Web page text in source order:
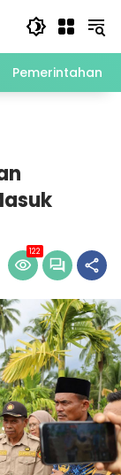
Pemerintahan
122